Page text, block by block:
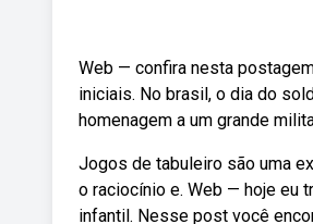
Web — confira nesta
iniciais. No brasil, o dia do
homenagem a um grande
Jogos de tabuleiro são uma
o raciocínio e. Web — hoje eu
infantil. Nesse post você